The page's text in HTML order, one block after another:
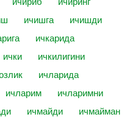
ичишга
ичишди
ичкарида
ички
ичкилигини
ичларида
ичларим
ичларимни
ичмайди
ичмайман